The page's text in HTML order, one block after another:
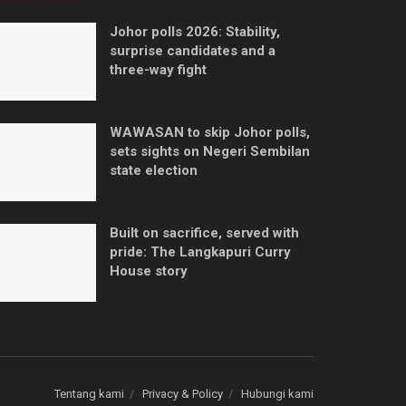
Johor polls 2026: Stability,
surprise candidates and a
three-way fight
WAWASAN to skip Johor polls,
sets sights on Negeri Sembilan
state election
Built on sacrifice, served with
pride: The Langkapuri Curry
House story
Tentang kami Privacy & Policy Hubungi kami